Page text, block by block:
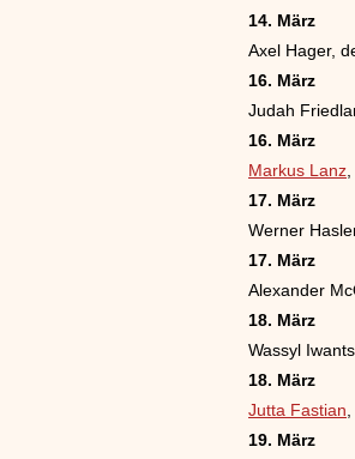
14. März
Axel Hager,
16. März
Judah
16. März
Markus Lanz
17. März
Werner
17. März
Alexander
18. März
Wassyl
18. März
Jutta Fastian
19. März